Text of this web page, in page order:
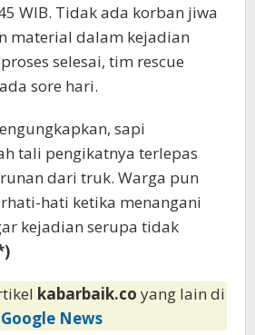
WIB. Tidak ada korban jiwa
material dalam kejadian
selesai, tim rescue
sore hari.
sapi
tali pengikatnya terlepas
dari truk. Warga pun
hati ketika menangani
kejadian serupa tidak
kabarbaik.co yang lain di
Google News